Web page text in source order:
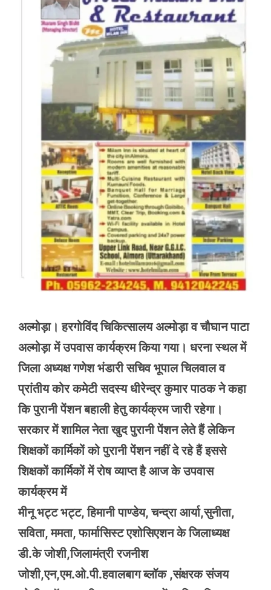
अल्मोड़ा। हरगोविंद चिकित्सालय अल्मोड़ा व चौघान पाटा
अल्मोड़ा में उपवास कार्यक्रम किया गया। धरना स्थल में
जिला अध्यक्ष गणेश भंडारी सचिव भूपाल चिलवाल व
प्रांतीय कोर कमेटी सदस्य धीरेन्द्र कुमार पाठक ने कहा
कि पुरानी पेंशन बहाली हेतु कार्यक्रम जारी रहेगा।
सरकार में शामिल नेता खुद पुरानी पेंशन लेते हैं लेकिन
शिक्षकों कार्मिकों को पुरानी पेंशन नहीं दे रहे हैं इससे
शिक्षकों कार्मिकों में रोष व्याप्त है आज के उपवास
कार्यक्रम में
मीनू भट्ट भट्ट, हिमानी पाण्डेय, चन्द्रा आर्या,सुनीता,
सविता, ममता, फार्मासिस्ट एशोसिएशन के जिलाध्यक्ष
डी.के जोशी,जिलामंत्री रजनीश
जोशी,एन,एम.ओ.पी.हवालबाग ब्लॉक ,संक्षरक संजय